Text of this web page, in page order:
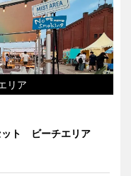
リア
ット ビーチエリア